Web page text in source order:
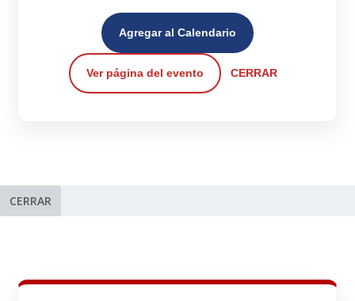
Agregar al Calendario
Ver página del evento CERRAR
CERRAR